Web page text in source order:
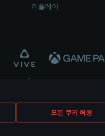
모든 쿠키 허용
리플레이
하지 않습니다..